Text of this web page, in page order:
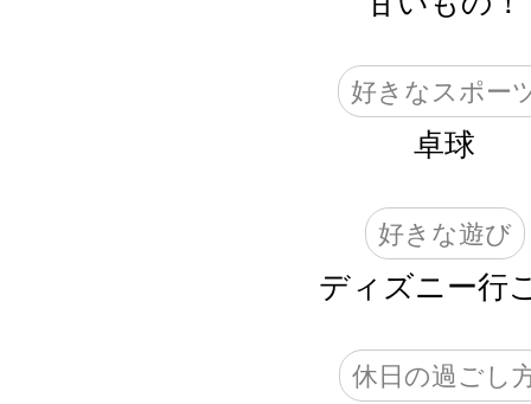
好きなスポー
卓球
好きな遊び
ディズニー行
休日の過ごし